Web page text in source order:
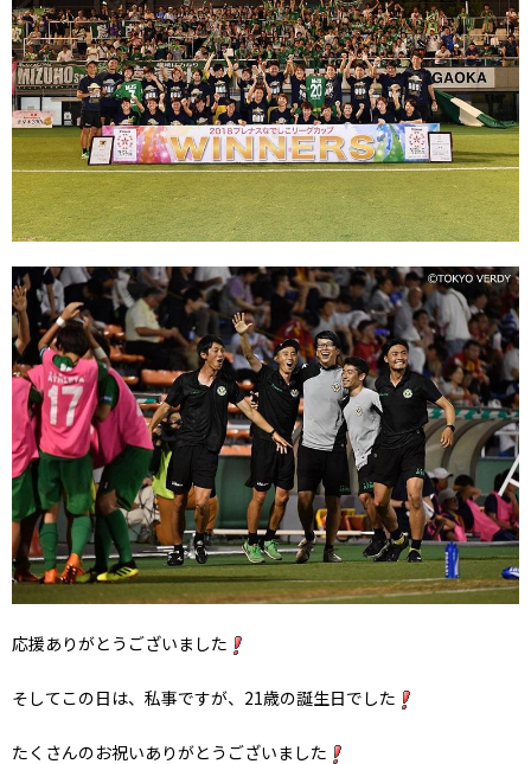
応援ありがとうございました
そしてこの日は、私事ですが、21歳の誕生日でした
たくさんのお祝いありがとうございました